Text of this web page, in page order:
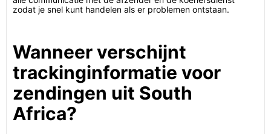
zodat je snel kunt handelen als er problemen ontstaan.
Wanneer verschijnt
trackinginformatie voor
zendingen uit South
Africa?